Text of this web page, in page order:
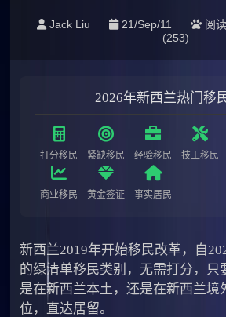
Jack Liu 21/Sep/11 阅
(253)
2026年新西兰热门移
打分移民 紧缺移民 经验移民 技工移民
商业移民 黄金签证 事实居民
新西兰2019年开始移民改革，自
的绿清单移民类别，无需打分，只
是在新西兰本土，还是在新西兰境
位，直达居留。